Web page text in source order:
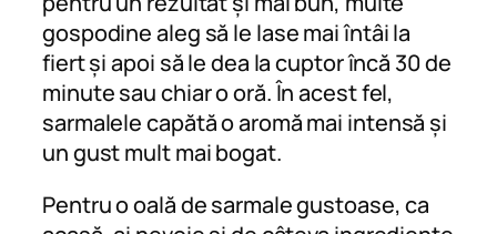
gospodine aleg să le lase mai întâi la
fiert și apoi să le dea la cuptor încă 30 de
minute sau chiar o oră. În acest fel,
sarmalele capătă o aromă mai intensă și
un gust mult mai bogat.
Pentru o oală de sarmale gustoase, ca